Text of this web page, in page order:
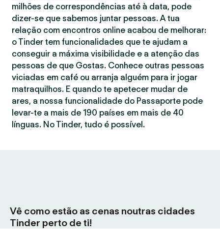
milhões de correspondências até à data, pode
dizer-se que sabemos juntar pessoas. A tua
relação com encontros online acabou de melhorar:
o Tinder tem funcionalidades que te ajudam a
conseguir a máxima visibilidade e a atenção das
pessoas de que Gostas. Conhece outras pessoas
viciadas em café ou arranja alguém para ir jogar
matraquilhos. E quando te apetecer mudar de
ares, a nossa funcionalidade do Passaporte pode
levar-te a mais de 190 países em mais de 40
línguas. No Tinder, tudo é possível.
Vê como estão as cenas noutras cidades
Tinder perto de ti!